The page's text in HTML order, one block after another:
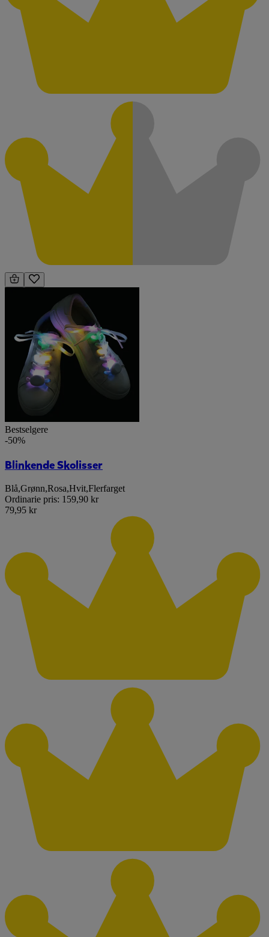
Bestselgere
-50%
Blinkende Skolisser
Blå,Grønn,Rosa,Hvit,Flerfarget
Ordinarie pris: 159,90 kr
79,95 kr